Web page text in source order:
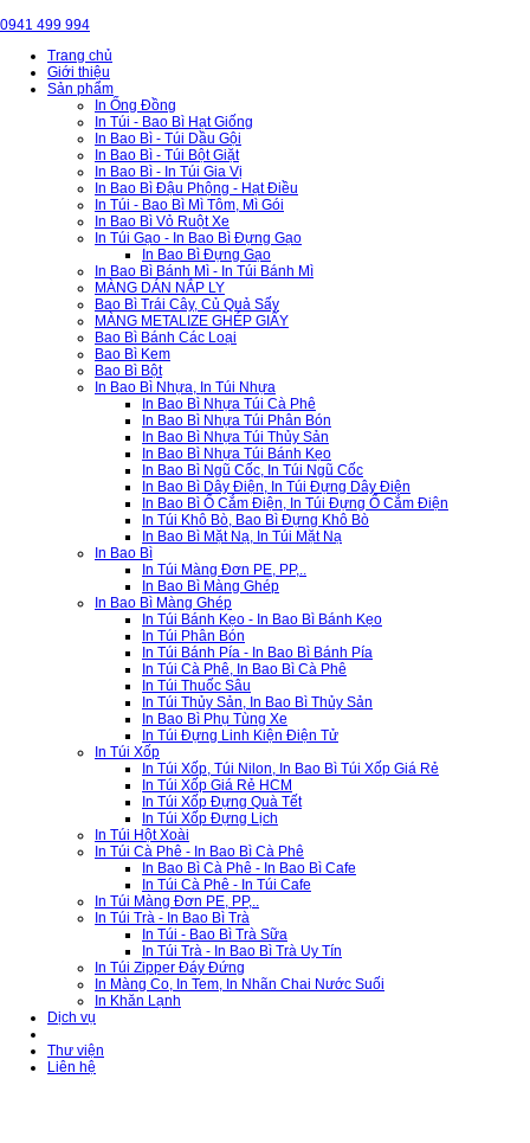
0941 499 994
Trang chủ
Giới thiệu
Sản phẩm
In Ống Đồng
In Túi - Bao Bì Hạt Giống
In Bao Bì - Túi Dầu Gội
In Bao Bì - Túi Bột Giặt
In Bao Bì - In Túi Gia Vị
In Bao Bì Đậu Phộng - Hạt Điều
In Túi - Bao Bì Mì Tôm, Mì Gói
In Bao Bì Vỏ Ruột Xe
In Túi Gạo - In Bao Bì Đựng Gạo
In Bao Bì Đựng Gạo
In Bao Bì Bánh Mì - In Túi Bánh Mì
MÀNG DÁN NẮP LY
Bao Bì Trái Cây, Củ Quả Sấy
MÀNG METALIZE GHÉP GIẤY
Bao Bì Bánh Các Loại
Bao Bì Kem
Bao Bì Bột
In Bao Bì Nhựa, In Túi Nhựa
In Bao Bì Nhựa Túi Cà Phê
In Bao Bì Nhựa Túi Phân Bón
In Bao Bì Nhựa Túi Thủy Sản
In Bao Bì Nhựa Túi Bánh Kẹo
In Bao Bì Ngũ Cốc, In Túi Ngũ Cốc
In Bao Bì Dây Điện, In Túi Đựng Dây Điện
In Bao Bì Ổ Cắm Điện, In Túi Đựng Ổ Cắm Điện
In Túi Khô Bò, Bao Bì Đựng Khô Bò
In Bao Bì Mặt Nạ, In Túi Mặt Nạ
In Bao Bì
In Túi Màng Đơn PE, PP,..
In Bao Bì Màng Ghép
In Bao Bì Màng Ghép
In Túi Bánh Kẹo - In Bao Bì Bánh Kẹo
In Túi Phân Bón
In Túi Bánh Pía - In Bao Bì Bánh Pía
In Túi Cà Phê, In Bao Bì Cà Phê
In Túi Thuốc Sâu
In Túi Thủy Sản, In Bao Bì Thủy Sản
In Bao Bì Phụ Tùng Xe
In Túi Đựng Linh Kiện Điện Tử
In Túi Xốp
In Túi Xốp, Túi Nilon, In Bao Bì Túi Xốp Giá Rẻ
In Túi Xốp Giá Rẻ HCM
In Túi Xốp Đựng Quà Tết
In Túi Xốp Đựng Lịch
In Túi Hột Xoài
In Túi Cà Phê - In Bao Bì Cà Phê
In Bao Bì Cà Phê - In Bao Bì Cafe
In Túi Cà Phê - In Túi Cafe
In Túi Màng Đơn PE, PP,..
In Túi Trà - In Bao Bì Trà
In Túi - Bao Bì Trà Sữa
In Túi Trà - In Bao Bì Trà Uy Tín
In Túi Zipper Đáy Đứng
In Màng Co, In Tem, In Nhãn Chai Nước Suối
In Khăn Lạnh
Dịch vụ
Thư viện
Liên hệ